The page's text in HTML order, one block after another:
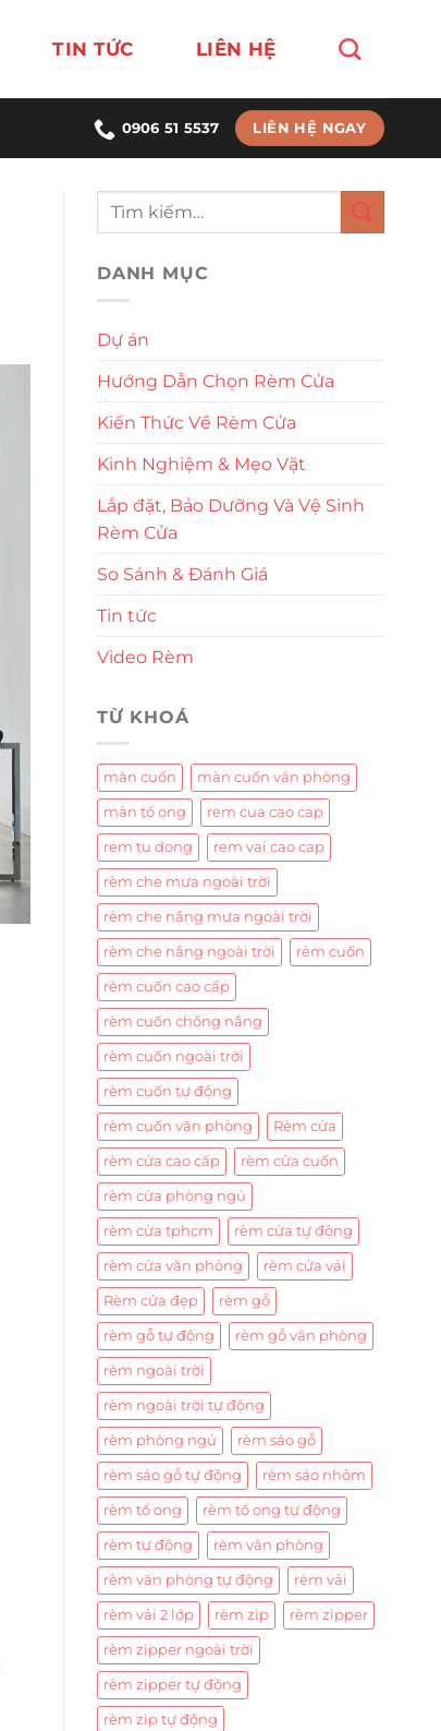
TIN TỨC LIÊN HỆ
0906 51 5537 LIÊN HỆ NGAY
DANH MỤC
Dự án
Hướng Dẫn Chọn Rèm Cửa
Kiến Thức Về Rèm Cửa
Kinh Nghiệm & Mẹo Vặt
Lắp đặt, Bảo Dưỡng Và Vệ Sinh
Rèm Cửa
So Sánh & Đánh Giá
Tin tức
Video Rèm
TỪ KHOÁ
màn cuốn màn cuốn văn phòng
màn tổ ong rem cua cao cap
rem tu dong rem vai cao cap
rèm che mưa ngoài trời
rèm che nắng mưa ngoài trời
rèm che nắng ngoài trời rèm cuốn
rèm cuốn cao cấp
rèm cuốn chống nắng
rèm cuốn ngoài trời
rèm cuốn tự động
rèm cuốn văn phòng Rèm cửa
rèm cửa cao cấp rèm cửa cuốn
rèm cửa phòng ngủ
rèm cửa tphcm rèm cửa tự động
rèm cửa văn phòng rèm cửa vải
Rèm cửa đẹp rèm gỗ
rèm gỗ tự động rèm gỗ văn phòng
rèm ngoài trời
rèm ngoài trời tự động
rèm phòng ngủ rèm sáo gỗ
rèm sáo gỗ tự động rèm sáo nhôm
rèm tổ ong rèm tổ ong tự động
rèm tự động rèm văn phòng
rèm văn phòng tự động rèm vải
rèm vải 2 lớp rèm zip rèm zipper
rèm zipper ngoài trời
rèm zipper tự động
rèm zip tự động